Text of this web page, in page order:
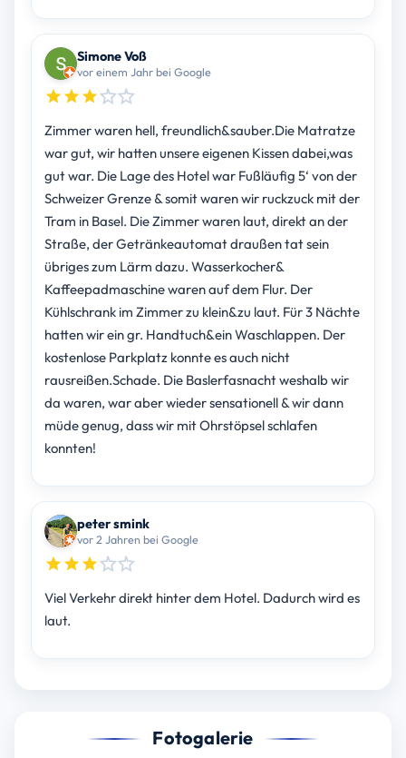
Simone Voß
vor einem Jahr bei Google
Zimmer waren hell, freundlich&sauber.Die Matratze
war gut, wir hatten unsere eigenen Kissen dabei,was
gut war. Die Lage des Hotel war Fußläufig 5‘ von der
Schweizer Grenze & somit waren wir ruckzuck mit der
Tram in Basel. Die Zimmer waren laut, direkt an der
Straße, der Getränkeautomat draußen tat sein
übriges zum Lärm dazu. Wasserkocher&
Kaffeepadmaschine waren auf dem Flur. Der
Kühlschrank im Zimmer zu klein&zu laut. Für 3 Nächte
hatten wir ein gr. Handtuch&ein Waschlappen. Der
kostenlose Parkplatz konnte es auch nicht
rausreißen.Schade. Die Baslerfasnacht weshalb wir
da waren, war aber wieder sensationell & wir dann
müde genug, dass wir mit Ohrstöpsel schlafen
konnten!
peter smink
vor 2 Jahren bei Google
Viel Verkehr direkt hinter dem Hotel. Dadurch wird es
laut.
Fotogalerie